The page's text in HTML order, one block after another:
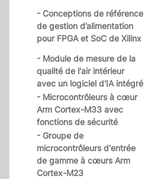
- Conceptions de référence
de gestion d’alimentation
pour FPGA et SoC de Xilinx
- Module de mesure de la
qualité de l'air intérieur
avec un logiciel d'IA intégré
- Microcontrôleurs à cœur
Arm Cortex-M33 avec
fonctions de sécurité
- Groupe de
microcontrôleurs d'entrée
de gamme à cœurs Arm
Cortex-M23